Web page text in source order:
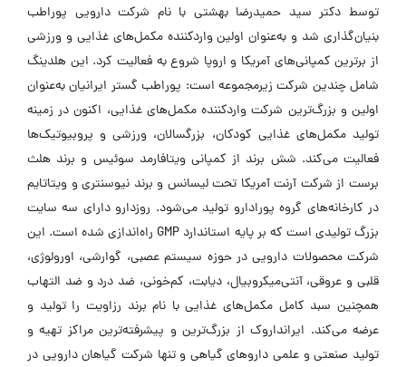
توسط دکتر سید حمیدرضا بهشتی با نام شرکت دارویی پوراطب
بنیان‌گذاری شد و به‌عنوان اولین واردکننده مکمل‌های غذایی و ورزشی
از برترین کمپانی‌های آمریکا و اروپا شروع به فعالیت کرد. این هلدینگ
شامل چندین شرکت زیرمجموعه است: پوراطب گستر ایرانیان به‌عنوان
اولین و بزرگ‌ترین شرکت واردکننده مکمل‌های غذایی، اکنون در زمینه
تولید مکمل‌های غذایی کودکان، بزرگسالان، ورزشی و پروبیوتیک‌ها
فعالیت می‌کند. شش برند از کمپانی ویتافارمد سوئیس و برند هلث
برست از شرکت آرنت آمریکا تحت لیسانس و برند نیوسنتری و ویتاتایم
در کارخانه‌های گروه پورادارو تولید می‌شود. روزدارو دارای سه سایت
بزرگ تولیدی است که بر پایه استاندارد GMP راه‌اندازی شده است. این
شرکت محصولات دارویی در حوزه سیستم عصبی، گوارشی، اورولوژی،
قلبی و عروقی، آنتی‌میکروبیال، دیابت، کم‌خونی، ضد درد و ضد التهاب
همچنین سبد کامل مکمل‌های غذایی با نام برند رزاویت را تولید و
عرضه می‌کند. ایرانداروک از بزرگ‌ترین و پیشرفته‌ترین مراکز تهیه و
تولید صنعتی و علمی داروهای گیاهی و تنها شرکت گیاهان دارویی در